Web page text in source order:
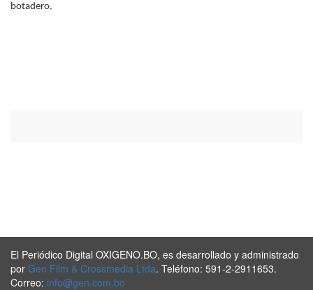
botadero.
El Periódico Digital OXIGENO.BO, es desarrollado y administrado
por Gen Film & Crossmedia Ltda. Teléfono: 591-2-2911653.
Correo: info@gen.com.bo